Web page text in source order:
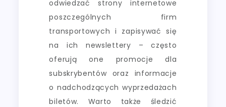
odwiedzać strony internetowe
poszczególnych firm
transportowych i zapisywać się
na ich newslettery – często
oferują one promocje dla
subskrybentów oraz informacje
o nadchodzących wyprzedażach
biletów. Warto także śledzić